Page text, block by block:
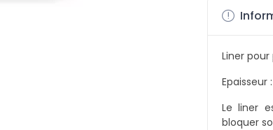
Liner
Epaisseur
Le liner
bloquer